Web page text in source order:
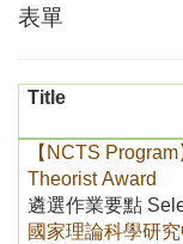
表單
Title
【NCTS
Theorist Award
遴選作業要點
國家理論科學研